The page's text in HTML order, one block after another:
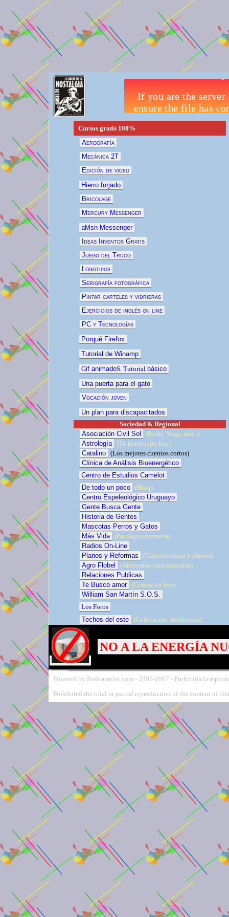
Cursos gratis 100%
Aerografía
Mecánica 2T
Edición de video
Hierro forjado
Bricolage
Mercury Messenger
aMsn Messenger
Ideas Inventos Gratis
Juego del Truco
Logotipos
Serigrafía fotográfica
Pintar carteles y vidrieras
Ejercicios de inglés on line
PC y Tecnologías
Porqué Firefox
Tutorial de Winamp
Gif animadoS. Tutorial básico
Una puerta para el gato
Vocación joven
Un plan para discapacitados
Sociedad & Regional
Asociación Civil Sol
(Reiki, Yoga, más..)
Astrología (Tú horóscopo free)
Catalino (Los mejores cuentos cortos)
Clínica de Análisis Bioenergético
Centro de Estudios Camelot
De todo un poco (Blog)
Centro Espeleológico Uruguayo
Gente Busca Gente
Historia de Gentes
Mascotas Perros y Gatos
Más Vida (Patología mamaria)
Radios On-Line
Planos y Reformas
(Tramites obras y planos)
Agro Flobel
(Alimentos para mascotas)
Relaciones Publicas
Te Busco amor (Contactos free)
William San Martín S.O.S.
Los Foros
Techos del este (Colocación membranas)
NO A LA ENERGÍA
Powered by Redcamelot.com - 2005-2007 - Prohibida la
Prohibited the total or partial reproduction of the content of